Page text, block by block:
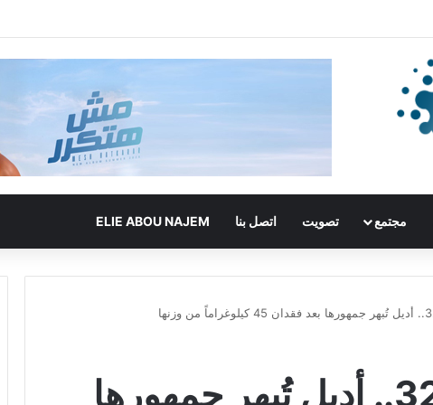
مجتمع تصويت اتصل بنا ELIE ABOU NAJEM
في عيد ميلادها الـ32.. أديل تُبهر جمهورها